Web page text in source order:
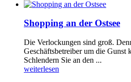
Shopping an der Ostsee
Die Verlockungen sind groß.
Geschäftsbetreiber um die Gunst
Schlendern Sie an den ...
weiterlesen